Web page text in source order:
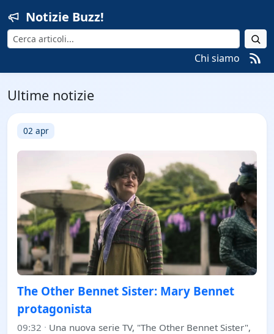
Notizie Buzz!
Cerca
Chi siamo
Ultime notizie
02 apr
The Other Bennet Sister: Mary Bennet
protagonista
09:32 · Una nuova serie TV, "The Other Bennet Sister",